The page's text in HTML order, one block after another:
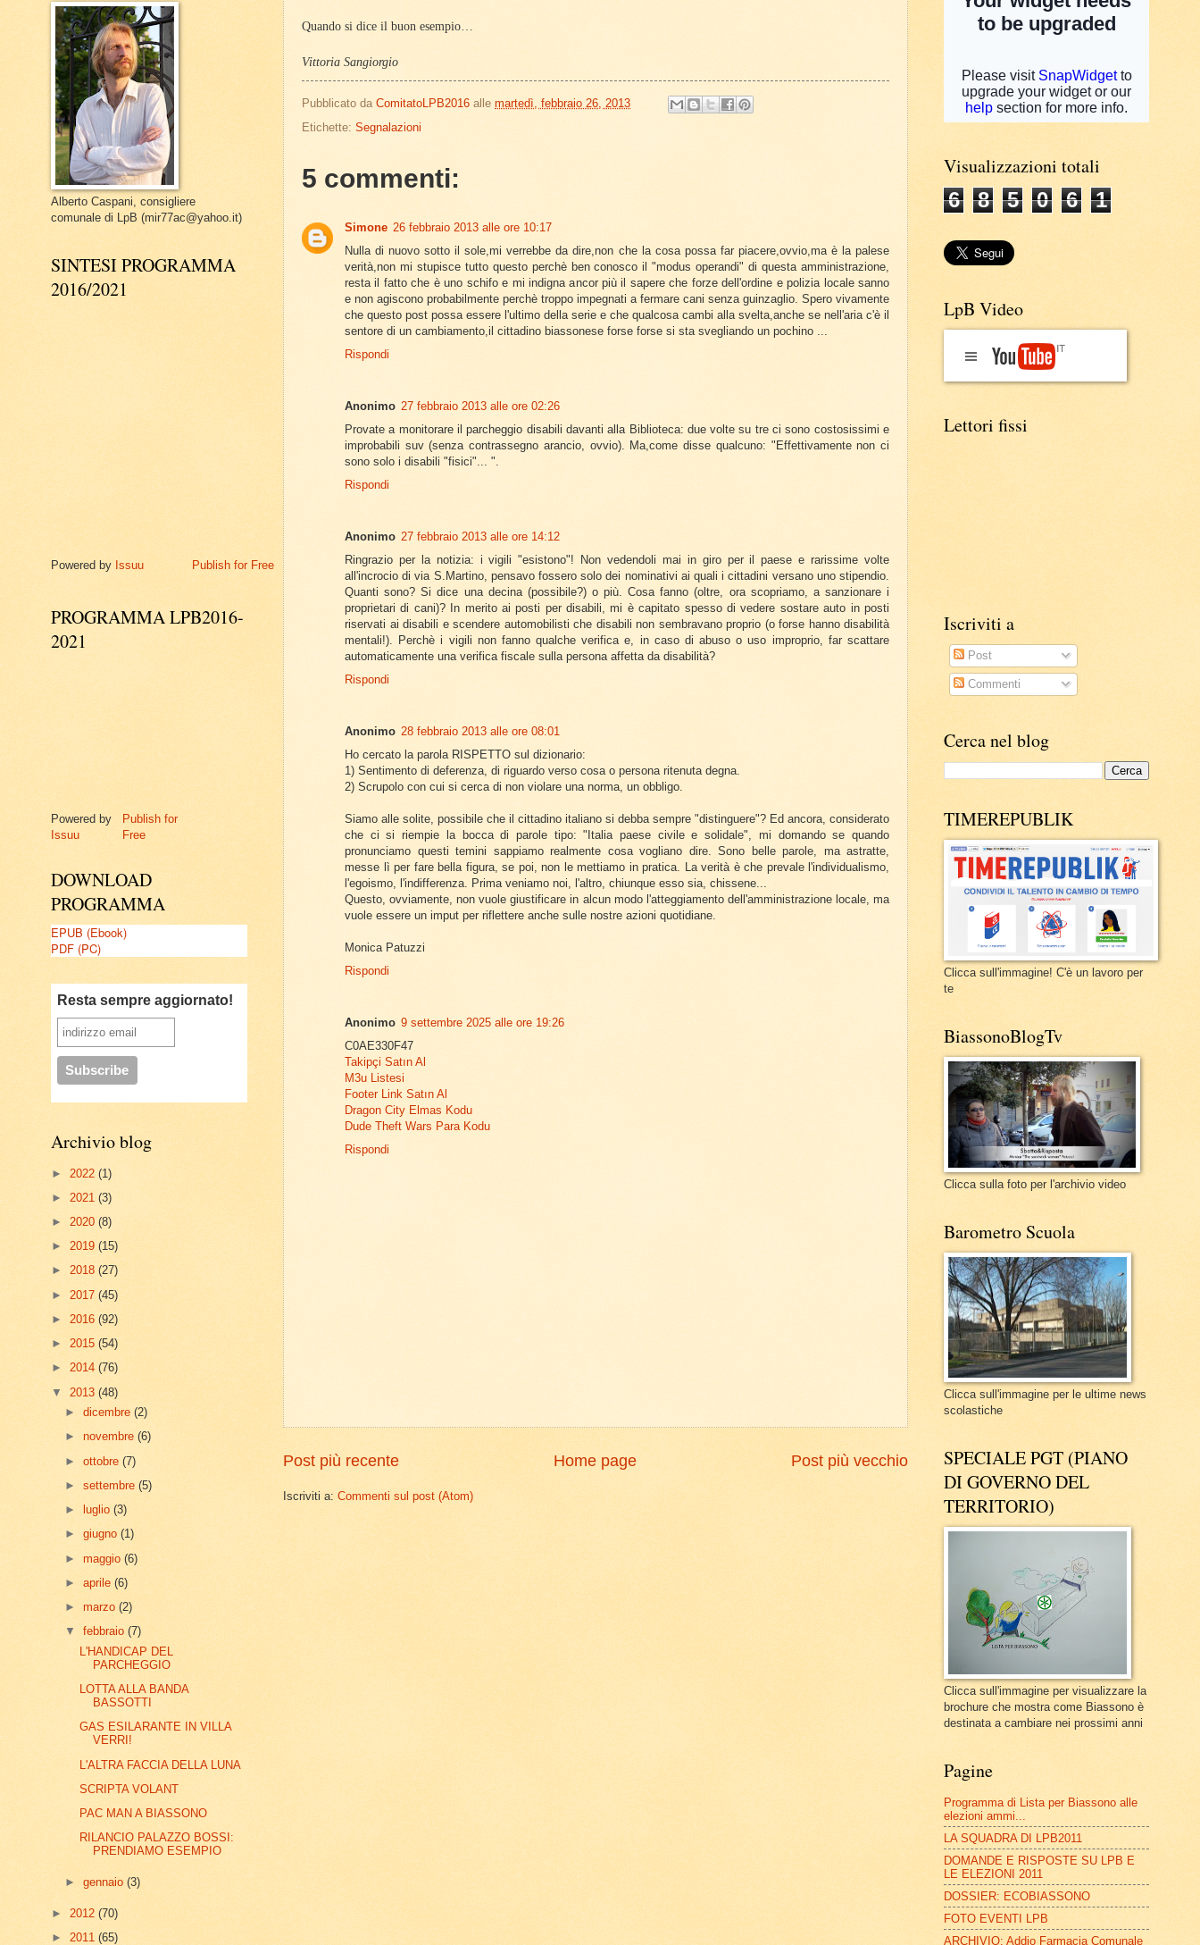
Quando si dice il buon esempio…
Vittoria Sangiorgio
Pubblicato da ComitatoLPB2016 alle martedì, febbraio 26, 2013
Etichette: Segnalazioni
5 commenti:
Simone 26 febbraio 2013 alle ore 10:17
Nulla di nuovo sotto il sole,mi verrebbe da dire,non che la cosa possa far piacere,ovvio,ma è la palese
verità,non mi stupisce tutto questo perchè ben conosco il "modus operandi" di questa amministrazione,
resta il fatto che è uno schifo e mi indigna ancor più il sapere che forze dell'ordine e polizia locale sanno
e non agiscono probabilmente perchè troppo impegnati a fermare cani senza guinzaglio. Spero vivamente
che questo post possa essere l'ultimo della serie e che qualcosa cambi alla svelta,anche se nell'aria c'è il
sentore di un cambiamento,il cittadino biassonese forse forse si sta svegliando un pochino ...
Rispondi
Anonimo 27 febbraio 2013 alle ore 02:26
Provate a monitorare il parcheggio disabili davanti alla Biblioteca: due volte su tre ci sono costosissimi e
improbabili suv (senza contrassegno arancio, ovvio). Ma,come disse qualcuno: "Effettivamente non ci
sono solo i disabili "fisici"... ".
Rispondi
Anonimo 27 febbraio 2013 alle ore 14:12
Ringrazio per la notizia: i vigili "esistono"! Non vedendoli mai in giro per il paese e rarissime volte
all'incrocio di via S.Martino, pensavo fossero solo dei nominativi ai quali i cittadini versano uno stipendio.
Quanti sono? Si dice una decina (possibile?) o più. Cosa fanno (oltre, ora scopriamo, a sanzionare i
proprietari di cani)? In merito ai posti per disabili, mi è capitato spesso di vedere sostare auto in posti
riservati ai disabili e scendere automobilisti che disabili non sembravano proprio (o forse hanno disabilità
mentali!). Perchè i vigili non fanno qualche verifica e, in caso di abuso o uso improprio, far scattare
automaticamente una verifica fiscale sulla persona affetta da disabilità?
Rispondi
Anonimo 28 febbraio 2013 alle ore 08:01
Ho cercato la parola RISPETTO sul dizionario:
1) Sentimento di deferenza, di riguardo verso cosa o persona ritenuta degna.
2) Scrupolo con cui si cerca di non violare una norma, un obbligo.
Siamo alle solite, possibile che il cittadino italiano si debba sempre "distinguere"? Ed ancora, considerato
che ci si riempie la bocca di parole tipo: "Italia paese civile e solidale", mi domando se quando
pronunciamo questi temini sappiamo realmente cosa vogliano dire. Sono belle parole, ma astratte,
messe lì per fare bella figura, se poi, non le mettiamo in pratica. La verità è che prevale l'individualismo,
l'egoismo, l'indifferenza. Prima veniamo noi, l'altro, chiunque esso sia, chissene...
Questo, ovviamente, non vuole giustificare in alcun modo l'atteggiamento dell'amministrazione locale, ma
vuole essere un imput per riflettere anche sulle nostre azioni quotidiane.
Monica Patuzzi
Rispondi
Anonimo 9 settembre 2025 alle ore 19:26
C0AE330F47
Takipçi Satın Al
M3u Listesi
Footer Link Satın Al
Dragon City Elmas Kodu
Dude Theft Wars Para Kodu
Rispondi
Post più recente Post più vecchio
Home page
Iscriviti a: Commenti sul post (Atom)
Alberto Caspani, consigliere
comunale di LpB (mir77ac@yahoo.it)
SINTESI PROGRAMMA
2016/2021
Powered by Issuu Publish for Free
PROGRAMMA LPB2016-
2021
Powered by
Issuu
Publish for
Free
DOWNLOAD
PROGRAMMA
EPUB (Ebook)
PDF (PC)
Resta sempre aggiornato!
Archivio blog
► 2022 (1)
► 2021 (3)
► 2020 (8)
► 2019 (15)
► 2018 (27)
► 2017 (45)
► 2016 (92)
► 2015 (54)
► 2014 (76)
▼ 2013 (48)
►dicembre(2)
►novembre(6)
►ottobre(7)
►settembre(5)
►
luglio(3)
►giugno(1)
►maggio(6)
►aprile(6)
►marzo(2)
▼febbraio(7)
L'HANDICAP DEL
PARCHEGGIO
LOTTA ALLA BANDA
BASSOTTI
GAS ESILARANTE IN VILLA
VERRI!
L'ALTRA FACCIA DELLA LUNA
SCRIPTA VOLANT
PAC MAN A BIASSONO
RILANCIO PALAZZO BOSSI:
PRENDIAMO ESEMPIO
►gennaio(3)
► 2012 (70)
► 2011 (65)
Visualizzazioni totali
6
8 5 0 6 1
LpB Video
Lettori fissi
Iscriviti a
Post
Commenti
Cerca nel blog
TIMEREPUBLIK
Clicca sull'immagine! C'è un lavoro per
te
BiassonoBlogTv
Clicca sulla foto per l'archivio video
Barometro Scuola
Clicca sull'immagine per le ultime news
scolastiche
SPECIALE PGT (PIANO
DI GOVERNO DEL
TERRITORIO)
Clicca sull'immagine per visualizzare la
brochure che mostra come Biassono è
destinata a cambiare nei prossimi anni
Pagine
Programma di Lista per Biassono alle
elezioni ammi...
LA SQUADRA DI LPB2011
DOMANDE E RISPOSTE SU LPB E
LE ELEZIONI 2011
DOSSIER: ECOBIASSONO
FOTO EVENTI LPB
ARCHIVIO: Addio Farmacia Comunale